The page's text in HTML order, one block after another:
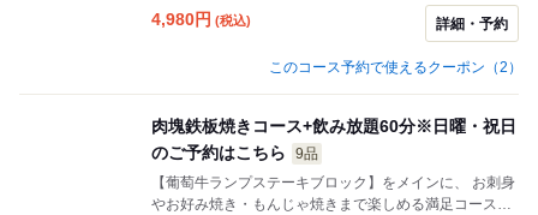
4,980円 (税込) 詳細・予約
このコース予約で使えるクーポン（2）
肉塊鉄板焼きコース+飲み放題60分※日曜・祝日
のご予約はこちら
9品
【葡萄牛ランプステーキブロック】をメインに、 お刺身
やお好み焼き・もんじゃ焼きまで楽しめる満足コース。